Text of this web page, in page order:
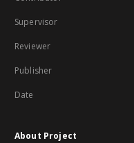
Supervisor
Reviewer
Publisher
Date
About Project